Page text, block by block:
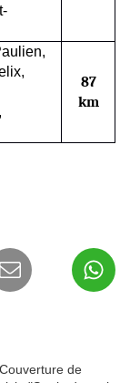
,
87
km